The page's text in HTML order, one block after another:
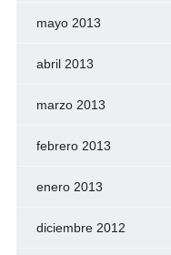
mayo 2013
abril 2013
marzo 2013
febrero 2013
enero 2013
diciembre 2012